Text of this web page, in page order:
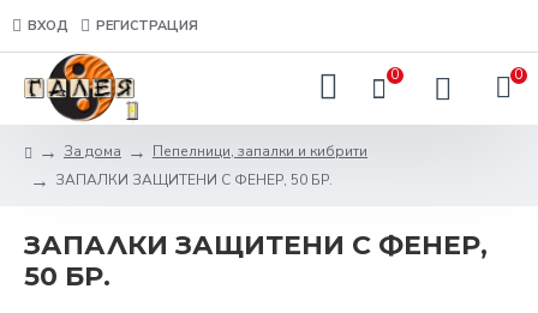
ВХОД РЕГИСТРАЦИЯ
0 0
За дома
Пепелници, запалки и кибрити
ЗАПАЛКИ ЗАЩИТЕНИ С ФЕНЕР, 50 БР.
ЗАПАЛКИ ЗАЩИТЕНИ С ФЕНЕР,
50 БР.